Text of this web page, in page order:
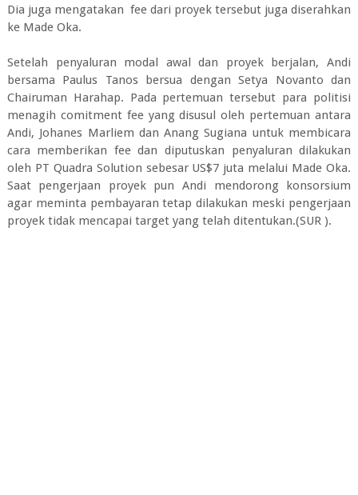
Dia juga mengatakan fee dari proyek tersebut juga diserahkan
ke Made Oka.
Setelah penyaluran modal awal dan proyek berjalan, Andi
bersama Paulus Tanos bersua dengan Setya Novanto dan
Chairuman Harahap. Pada pertemuan tersebut para politisi
menagih comitment fee yang disusul oleh pertemuan antara
Andi, Johanes Marliem dan Anang Sugiana untuk membicara
cara memberikan fee dan diputuskan penyaluran dilakukan
oleh PT Quadra Solution sebesar US$7 juta melalui Made Oka.
Saat pengerjaan proyek pun Andi mendorong konsorsium
agar meminta pembayaran tetap dilakukan meski pengerjaan
proyek tidak mencapai target yang telah ditentukan.(SUR ).